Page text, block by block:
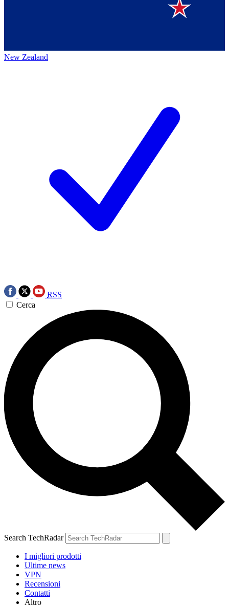
New Zealand
RSS
Cerca
Search TechRadar
I migliori prodotti
Ultime news
VPN
Recensioni
Contatti
Altro